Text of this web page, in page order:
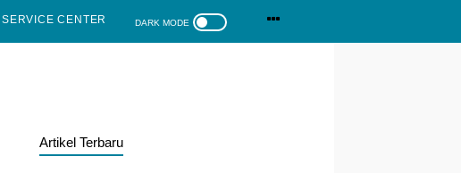
SERVICE CENTER
Artikel Terbaru